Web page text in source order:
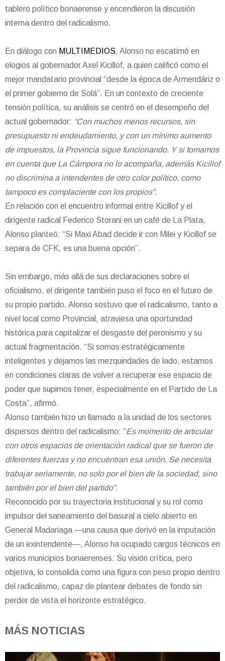
tablero político bonaerense y encendieron la discusión
interna dentro del radicalismo.
En diálogo con MULTIMEDIOS, Alonso no escatimó en
elogios al gobernador Axel Kicillof, a quien calificó como el
mejor mandatario provincial “desde la época de Armendáriz o
el primer gobierno de Solá”. En un contexto de creciente
tensión política, su análisis se centró en el desempeño del
actual gobernador: “Con muchos menos recursos, sin
presupuesto ni endeudamiento, y con un mínimo aumento
de impuestos, la Provincia sigue funcionando. Y si tomamos
en cuenta que La Cámpora no lo acompaña, además Kicillof
no discrimina a intendentes de otro color político, como
tampoco es complaciente con los propios”.
En relación con el encuentro informal entre Kicillof y el
dirigente radical Federico Storani en un café de La Plata,
Alonso planteó: “Si Maxi Abad decide ir con Milei y Kicillof se
separa de CFK, es una buena opción”.
Sin embargo, más allá de sus declaraciones sobre el
oficialismo, el dirigente también puso el foco en el futuro de
su propio partido. Alonso sostuvo que el radicalismo, tanto a
nivel local como Provincial, atraviesa una oportunidad
histórica para capitalizar el desgaste del peronismo y su
actual fragmentación. “Si somos estratégicamente
inteligentes y dejamos las mezquindades de lado, estamos
en condiciones claras de volver a recuperar ese espacio de
poder que supimos tener, especialmente en el Partido de La
Costa”, afirmó.
Alonso también hizo un llamado a la unidad de los sectores
dispersos dentro del radicalismo: “Es momento de articular
con otros espacios de orientación radical que se fueron de
diferentes fuerzas y no encuentran esa unión. Se necesita
trabajar seriamente, no solo por el bien de la sociedad, sino
también por el bien del partido”.
Reconocido por su trayectoria institucional y su rol como
impulsor del saneamiento del basural a cielo abierto en
General Madariaga —una causa que derivó en la imputación
de un exintendente—, Alonso ha ocupado cargos técnicos en
varios municipios bonaerenses. Su visión crítica, pero
objetiva, lo consolida como una figura con peso propio dentro
del radicalismo, capaz de plantear debates de fondo sin
perder de vista el horizonte estratégico.
MÁS NOTICIAS